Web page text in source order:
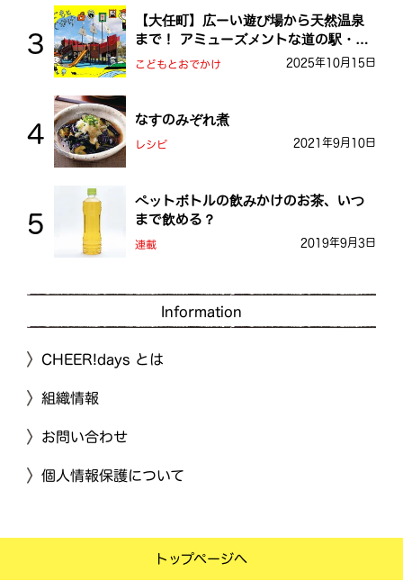
【大任町】広ーい遊び場から天然温泉
まで！ アミューズメントな道の駅・お
おとう桜街道
こどもとおでかけ 2025年10月15日
なすのみぞれ煮
レシピ 2021年9月10日
ペットボトルの飲みかけのお茶、いつ
まで飲める？
連載 2019年9月3日
Information
CHEER!days とは
組織情報
お問い合わせ
個人情報保護について
トップページへ